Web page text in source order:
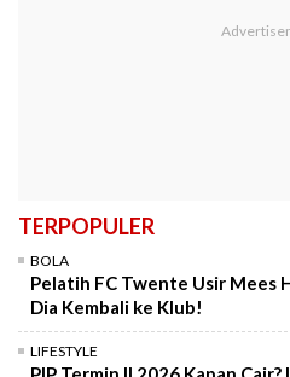
TERPOPULER
BOLA
Pelatih FC Twente Usir Mees
Dia Kembali ke Klub!
LIFESTYLE